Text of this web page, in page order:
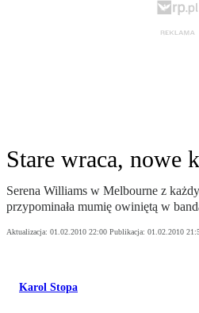
Stare wraca, nowe
Serena Williams w Melbourne z
przypominała mumię owiniętą w
Aktualizacja: 01.02.2010 22:00 Publikacja: 01.02.2010
Karol Stopa